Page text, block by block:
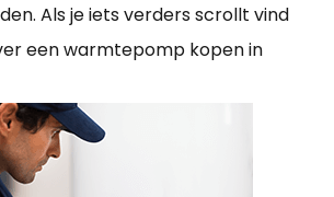
Als je iets verders scrollt vind
een warmtepomp kopen in